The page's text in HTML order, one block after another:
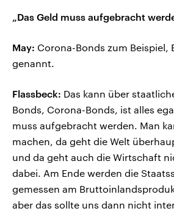
„Das Geld muss aufgebracht
May: Corona-Bonds zum Beispiel,
genannt.
Flassbeck: Das kann über
Bonds, Corona-Bonds, ist alles
muss aufgebracht werden. Man
machen, da geht die Welt
und da geht auch die Wirtschaft
dabei. Am Ende werden die
gemessen am
aber das sollte uns dann nicht